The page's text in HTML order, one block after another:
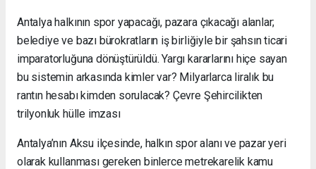
Antalya halkının spor yapacağı, pazara çıkacağı alanlar;
belediye ve bazı bürokratların iş birliğiyle bir şahsın ticari
imparatorluğuna dönüştürüldü. Yargı kararlarını hiçe sayan
bu sistemin arkasında kimler var? Milyarlarca liralık bu
rantın hesabı kimden sorulacak? Çevre Şehircilikten
trilyonluk hülle imzası
Antalya’nın Aksu ilçesinde, halkın spor alanı ve pazar yeri
olarak kullanması gereken binlerce metrekarelik kamu